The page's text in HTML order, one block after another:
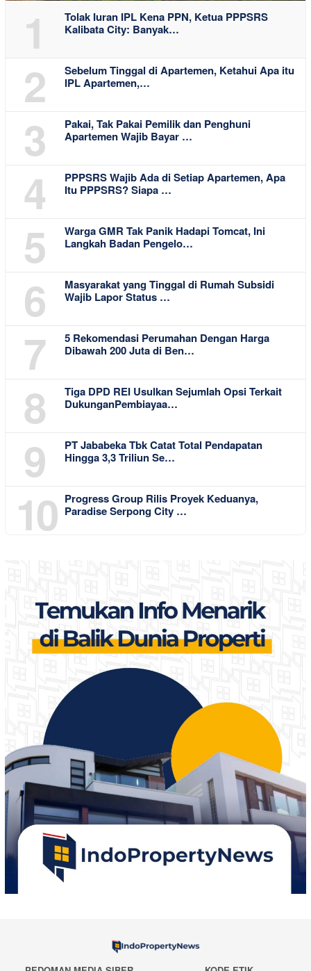
1
Tolak Iuran IPL Kena PPN, Ketua PPPSRS
Kalibata City: Banyak…
2
Sebelum Tinggal di Apartemen, Ketahui Apa itu
IPL Apartemen,…
3
Pakai, Tak Pakai Pemilik dan Penghuni
Apartemen Wajib Bayar …
4
PPPSRS Wajib Ada di Setiap Apartemen, Apa
Itu PPPSRS? Siapa …
5
Warga GMR Tak Panik Hadapi Tomcat, Ini
Langkah Badan Pengelo…
6
Masyarakat yang Tinggal di Rumah Subsidi
Wajib Lapor Status …
7
5 Rekomendasi Perumahan Dengan Harga
Dibawah 200 Juta di Ben…
8
Tiga DPD REI Usulkan Sejumlah Opsi Terkait
DukunganPembiayaa…
9
PT Jababeka Tbk Catat Total Pendapatan
Hingga 3,3 Triliun Se…
10
Progress Group Rilis Proyek Keduanya,
Paradise Serpong City …